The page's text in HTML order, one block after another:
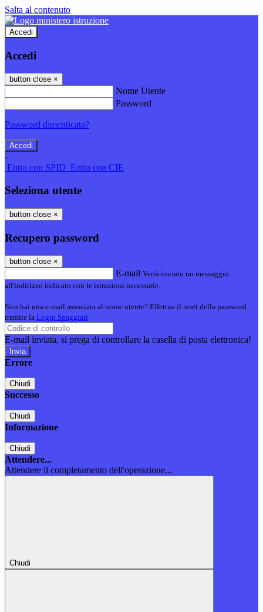
Salta al contenuto
Accedi
Accedi
button close ×
Nome Utente
Password
Password dimenticata?
-
Entra con SPID Entra con CIE
Seleziona utente
button close ×
Recupero password
button close ×
E-mail Verrà inviato un messaggio
all'indirizzo indicato con le istruzioni necessarie.
Non hai una e-mail associata al nome utente? Effettua il reset della password
tramite la Login Spaggiari
E-mail inviata, si prega di controllare la casella di posta elettronica!
Errore
Chiudi
Successo
Chiudi
Informazione
Chiudi
Attendere...
Attendere il completamento dell'operazione...
Chiudi